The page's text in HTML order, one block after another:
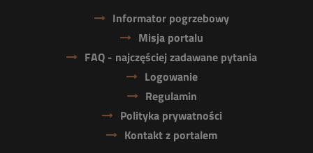
Informator pogrzebowy
Misja portalu
FAQ - najczęściej zadawane pytania
Logowanie
Regulamin
Polityka prywatności
Kontakt z portalem